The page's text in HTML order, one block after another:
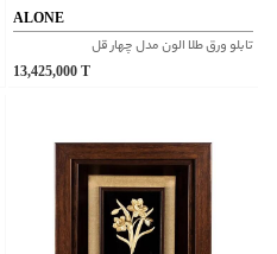
ALONE
تابلو ورق طلا الون مدل چهار قل
13,425,000 T